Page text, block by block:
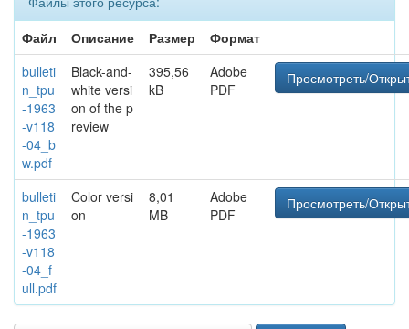
Файл
Описание Размер
Формат
bulleti
n_tpu
-1963
-v118
-04_b
w.pdf
Black-and-
white versi
on of the p
review
395,56
kB
Adobe
PDF
Просмотреть/
bulleti
n_tpu
-1963
-v118
-04_f
ull.pdf
Color versi
on
8,01
MB
Adobe
PDF
Просмотреть/